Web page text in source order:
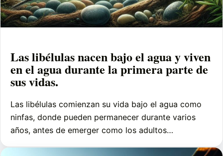
Las libélulas nacen bajo el agua y viven
en el agua durante la primera parte de
sus vidas.
Las libélulas comienzan su vida bajo el agua como
ninfas, donde pueden permanecer durante varios
años, antes de emerger como los adultos…